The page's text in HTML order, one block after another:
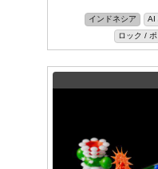
インドネシア AI
ロック /